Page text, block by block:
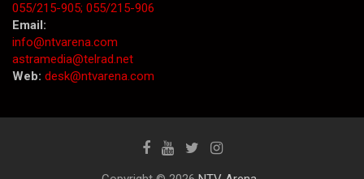
055/215-905; 055/215-906
Email:
info@ntvarena.com
astramedia@telrad.net
Web: desk@ntvarena.com